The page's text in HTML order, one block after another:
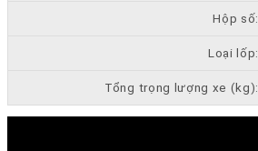
Hộp số:
Loại lốp:
Tổng trọng lượng xe (kg):